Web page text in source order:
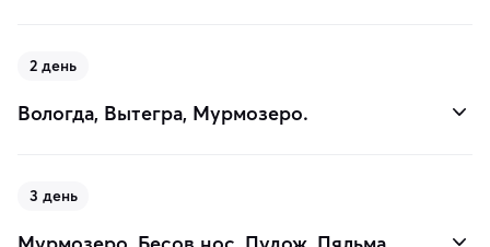
2 день
Вологда, Вытегра, Мурмозеро.
3 день